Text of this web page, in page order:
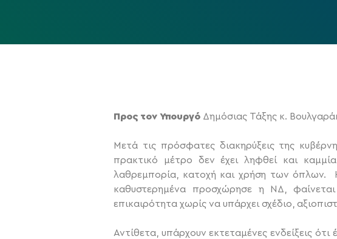
Προς τον Υπουργό Δημόσιας Τάξης κ.
Μετά τις πρόσφατες διακηρύξεις της
πρακτικό μέτρο δεν έχει ληφθεί και
λαθρεμπορία, κατοχή και χρήση των όπλων.
καθυστερημένα προσχώρησε η ΝΔ,
επικαιρότητα χωρίς να υπάρχει σχέδιο,
Αντίθετα, υπάρχουν εκτεταμένες ενδείξεις